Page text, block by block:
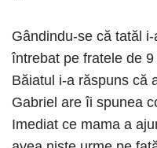
Gândindu-se că tatăl
întrebat pe fratele de
Băiatul i-a răspuns că
Gabriel are îi spunea
Imediat ce mama a